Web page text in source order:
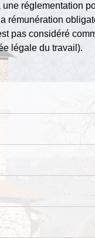
réglementation
rémunération
pas considéré
légale du travail).